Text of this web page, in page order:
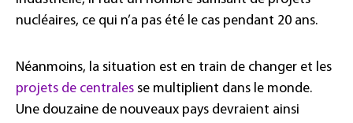
nucléaires, ce qui n’a pas été le cas pendant 20 ans.
Néanmoins, la situation est en train de changer et les
projets de centrales se multiplient dans le monde.
Une douzaine de nouveaux pays devraient ainsi